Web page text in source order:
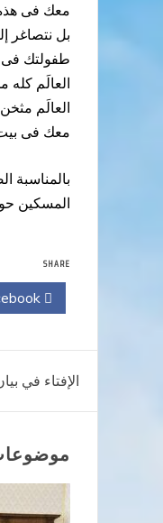
معك فى هذه
بل نتصاغر
طفولتك فى
العالَم كله
العالَم
معك فى
المسكين
SHARE
تصفّح
الإفتاء في